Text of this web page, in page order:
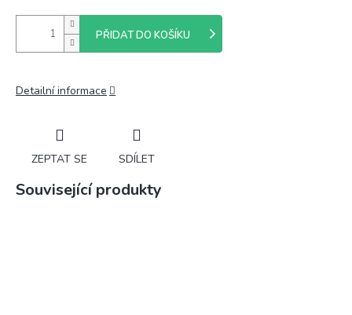
PŘIDAT DO KOŠÍKU
Detailní informace
ZEPTAT SE SDÍLET
Související produkty